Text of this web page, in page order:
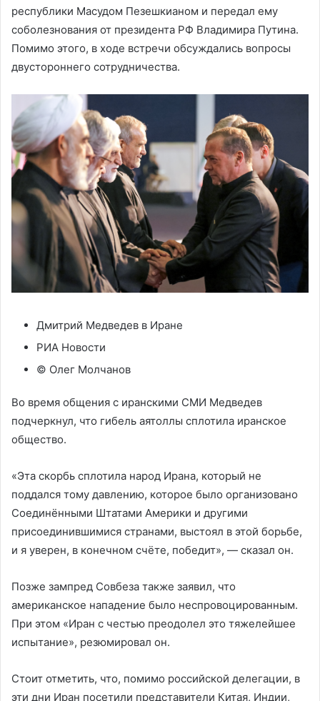
республики Масудом Пезешкианом и передал ему
соболезнования от президента РФ Владимира Путина.
Помимо этого, в ходе встречи обсуждались вопросы
двустороннего сотрудничества.
Дмитрий Медведев в Иране
РИА Новости
© Олег Молчанов
Во время общения с иранскими СМИ Медведев
подчеркнул, что гибель аятоллы сплотила иранское
общество.
«Эта скорбь сплотила народ Ирана, который не
поддался тому давлению, которое было организовано
Соединёнными Штатами Америки и другими
присоединившимися странами, выстоял в этой борьбе,
и я уверен, в конечном счёте, победит», — сказал он.
Позже зампред Совбеза также заявил, что
американское нападение было неспровоцированным.
При этом «Иран с честью преодолел это тяжелейшее
испытание», резюмировал он.
Стоит отметить, что, помимо российской делегации, в
эти дни Иран посетили представители Китая, Индии,